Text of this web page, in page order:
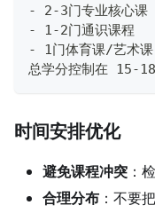
- 2-3门专业核心课
- 1-2门通识课程
- 1门体育课/艺术课
总学分控制在 15-
时间安排优化
避免课程冲突 ：
合理分布 ：不要